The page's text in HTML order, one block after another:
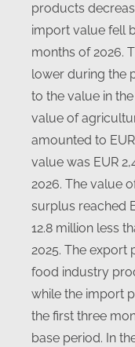
products
import value fell
months of 2026.
lower during the
to the value in
value of
amounted to
value was EUR
2026. The value
surplus reached
12.8 million less
2025. The export
food industry
while the import
the first three
base period. In